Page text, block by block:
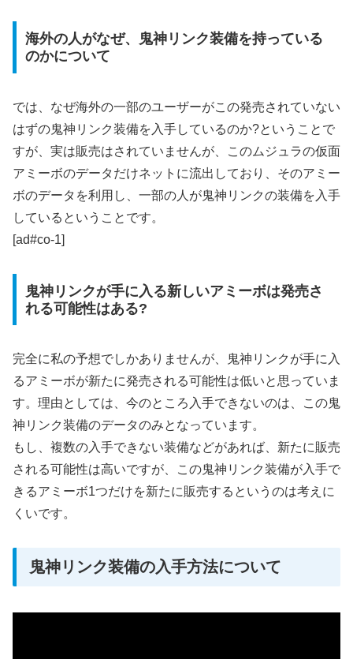
海外の人がなぜ、鬼神リンク装備を持っている
のかについて
では、なぜ海外の一部のユーザーがこの発売されていない
はずの鬼神リンク装備を入手しているのか?ということで
すが、実は販売はされていませんが、このムジュラの仮面
アミーボのデータだけネットに流出しており、そのアミー
ボのデータを利用し、一部の人が鬼神リンクの装備を入手
しているということです。
[ad#co-1]
鬼神リンクが手に入る新しいアミーボは発売さ
れる可能性はある?
完全に私の予想でしかありませんが、鬼神リンクが手に入
るアミーボが新たに発売される可能性は低いと思っていま
す。理由としては、今のところ入手できないのは、この鬼
神リンク装備のデータのみとなっています。
もし、複数の入手できない装備などがあれば、新たに販売
される可能性は高いですが、この鬼神リンク装備が入手で
きるアミーボ1つだけを新たに販売するというのは考えに
くいです。
鬼神リンク装備の入手方法について